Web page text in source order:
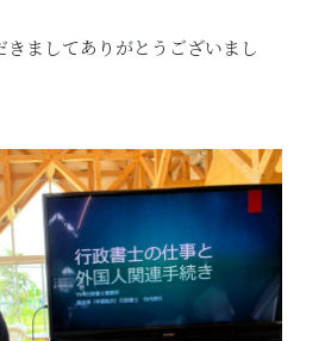
ましてありがとうございまし